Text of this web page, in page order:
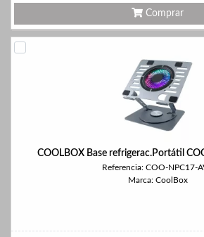
Comprar
COOLBOX Base refrigerac.Portátil
Referencia: COO-NPC17-
Marca: CoolBox